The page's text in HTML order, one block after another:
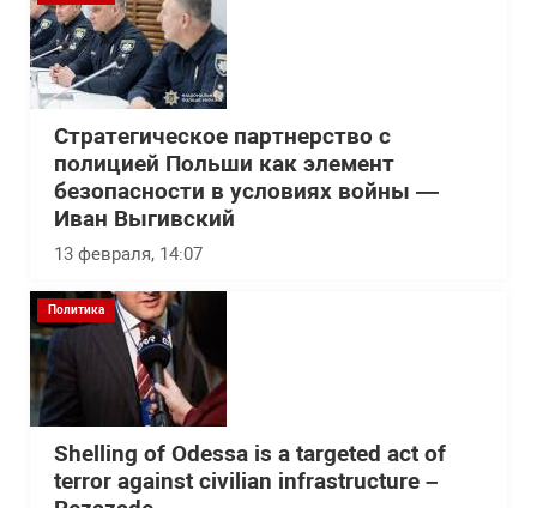
Стратегическое партнерство с
полицией Польши как элемент
безопасности в условиях войны —
Иван Выгивский
13 февраля, 14:07
Политика
Shelling of Odessa is a targeted act of
terror against civilian infrastructure –